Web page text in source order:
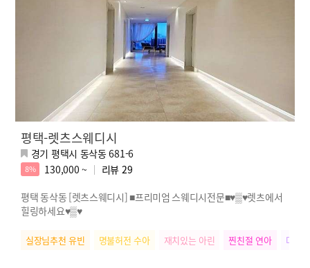
평택-렛츠스웨디시
경기 평택시 동삭동 681-6
8% 130,000 ~ 리뷰 29
평택 동삭동 [렛츠스웨디시] ■프리미엄 스웨디시전문■♥▒♥렛츠에서
힐링하세요♥▒♥
실장님추천 유빈 명불허전 수아 재치있는 아린 찐친절 연아 다크